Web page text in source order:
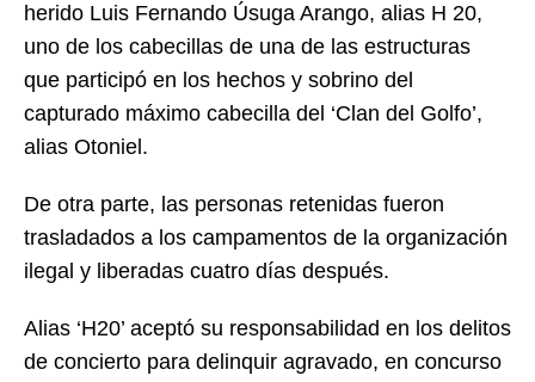
herido Luis Fernando Úsuga Arango, alias H 20,
uno de los cabecillas de una de las estructuras
que participó en los hechos y sobrino del
capturado máximo cabecilla del ‘Clan del Golfo’,
alias Otoniel.
De otra parte, las personas retenidas fueron
trasladados a los campamentos de la organización
ilegal y liberadas cuatro días después.
Alias ‘H20’ aceptó su responsabilidad en los delitos
de concierto para delinquir agravado, en concurso